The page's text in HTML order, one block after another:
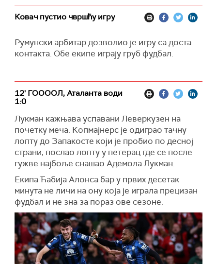
Ковач пустио чвршћу игру
Румунски арбитар дозволио је игру са доста
контакта. Обе екипе играју груб фудбал.
12' ГООООЛ, Аталанта води
1:0
Лукман кажњава успавани Леверкузен на
почетку меча. Копмајнерс је одиграо тачну
лопту до Запакосте који је пробио по десној
страни, послао лопту у петерац где се после
гужве најбоље снашао Адемола Лукман.
Екипа Ћабија Алонса бар у првих десетак
минута не личи на ону која је играла прецизан
фудбал и не зна за пораз ове сезоне.